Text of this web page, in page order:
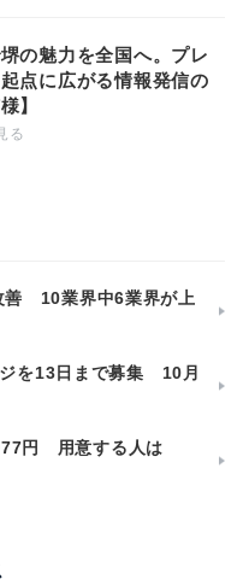
の魅力を全国へ。プレ
点に広がる情報発信の
】
る
善 10業界中6業界が上
を13日まで募集 10月
円 用意する人は